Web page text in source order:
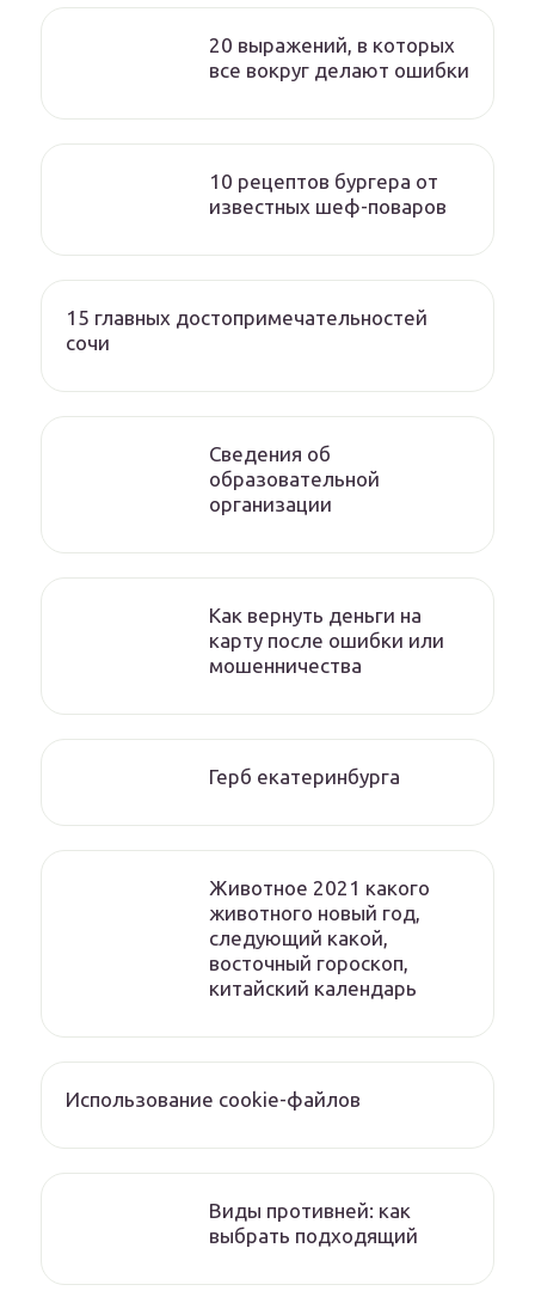
20 выражений, в которых
все вокруг делают ошибки
10 рецептов бургера от
известных шеф-поваров
15 главных достопримечательностей
сочи
Сведения об
образовательной
организации
Как вернуть деньги на
карту после ошибки или
мошенничества
Герб екатеринбурга
Животное 2021 какого
животного новый год,
следующий какой,
восточный гороскоп,
китайский календарь
Использование cookie-файлов
Виды противней: как
выбрать подходящий